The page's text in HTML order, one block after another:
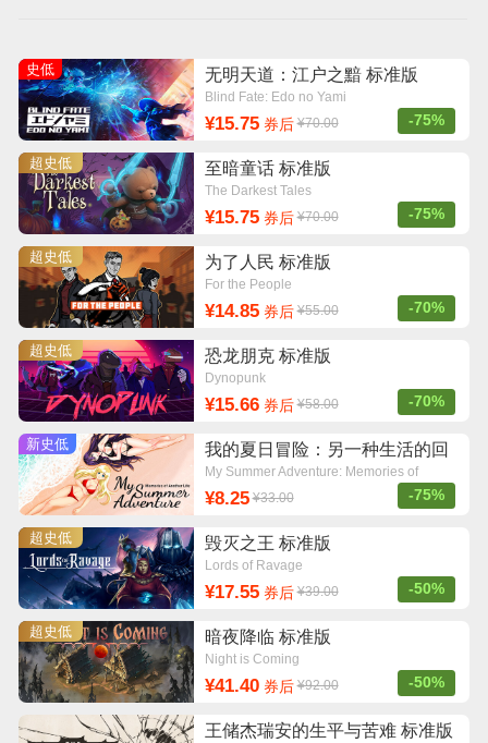
史低 无明天道：江户之黯 标准版
Blind Fate: Edo no Yami
¥15.75券后 ¥70.00 -75%
超史低 至暗童话 标准版
The Darkest Tales
¥15.75券后 ¥70.00 -75%
超史低 为了人民 标准版
For the People
¥14.85券后 ¥55.00 -70%
超史低 恐龙朋克 标准版
Dynopunk
¥15.66券后 ¥58.00 -70%
新史低
我的夏日冒险：另一种生活的回
忆 标准版
My Summer Adventure: Memories of
¥8.25 ¥33.00 -75%
超史低 毁灭之王 标准版
Lords of Ravage
¥17.55券后 ¥39.00 -50%
超史低 暗夜降临 标准版
Night is Coming
¥41.40券后 ¥92.00 -50%
王储杰瑞安的生平与苦难 标准版